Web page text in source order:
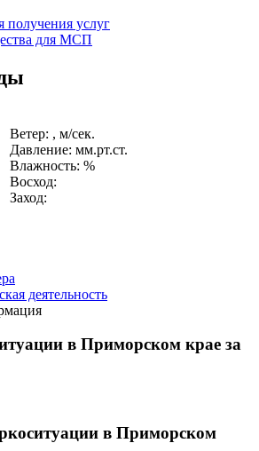
получения услуг
для МСП
Ветер: , м/сек.
Давление: мм.рт.ст.
Влажность: %
Восход:
Заход:
деятельность
в Приморском крае за
в Приморском